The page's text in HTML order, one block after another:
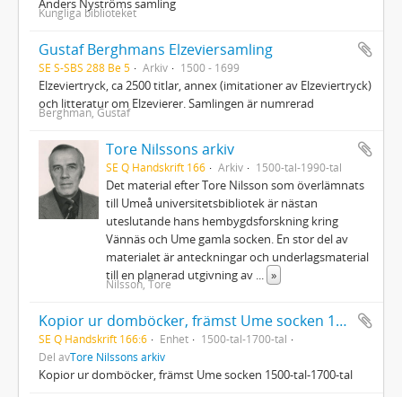
Kungliga biblioteket
Gustaf Berghmans Elzeviersamling
SE S-SBS 288 Be 5 Arkiv 1500 - 1699
Elzeviertryck, ca 2500 titlar, annex (imitationer av Elzeviertryck)
och litteratur om Elzevierer. Samlingen är numrerad
Berghman, Gustaf
Tore Nilssons arkiv
SE Q Handskrift 166 Arkiv 1500-tal-1990-tal
Det material efter Tore Nilsson som överlämnats
till Umeå universitetsbibliotek är nästan
uteslutande hans hembygdsforskning kring
Vännäs och Ume gamla socken. En stor del av
materialet är anteckningar och underlagsmaterial
till en planerad utgivning av
»
Nilsson, Tore
Kopior ur domböcker, främst Ume socken 1500-tal-1700-tal
SE Q Handskrift 166:6 Enhet
1500-tal-1700-tal
Del avTore Nilssons arkiv
Kopior ur domböcker, främst Ume socken 1500-tal-1700-tal